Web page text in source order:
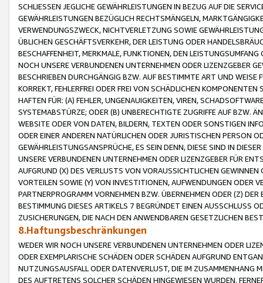
SCHLIESSEN JEGLICHE GEWÄHRLEISTUNGEN IN BEZUG AUF DIE
GEWÄHRLEISTUNGEN BEZÜGLICH RECHTSMÄNGELN,
VERWENDUNGSZWECK, NICHTVERLETZUNG SOWIE
ÜBLICHEN GESCHÄFTSVERKEHR, DER LEISTUNG ODER
BESCHAFFENHEIT, MERKMALE, FUNKTIONEN, DEN
NOCH UNSERE VERBUNDENEN UNTERNEHMEN ODER LIZENZGEBER
BESCHRIEBEN DURCHGÄNGIG BZW. AUF BESTIMMTE ART UND
KORREKT, FEHLERFREI ODER FREI VON SCHÄDLICHEN
HAFTEN FÜR: (A) FEHLER, UNGENAUIGKEITEN, VIREN,
SYSTEMABSTÜRZE; ODER (B) UNBERECHTIGTE ZUGRIFFE AUF BZW.
WEBSITE ODER VON DATEN, BILDERN, TEXTEN ODER SONSTIGEN
ODER EINER ANDEREN NATÜRLICHEN ODER JURISTISCHEN PERSON
GEWÄHRLEISTUNGSANSPRÜCHE, ES SEIN DENN, DIESE SIND IN
UNSERE VERBUNDENEN UNTERNEHMEN ODER LIZENZGEBER FÜR
AUFGRUND (X) DES VERLUSTS VON VORAUSSICHTLICHEN
VORTEILEN SOWIE (Y) VON INVESTITIONEN, AUFWENDUNGEN ODER
PARTNERPROGRAMM VORNEHMEN BZW. ÜBERNEHMEN ODER (Z)
BESTIMMUNG DIESES ARTIKELS 7 BEGRÜNDET EINEN AUSSCHLUSS
ZUSICHERUNGEN, DIE NACH DEN ANWENDBAREN GESETZLICHEN
8.Haftungsbeschränkungen
WEDER WIR NOCH UNSERE VERBUNDENEN UNTERNEHMEN ODER
ODER EXEMPLARISCHE SCHÄDEN ODER SCHÄDEN AUFGRUND
NUTZUNGSAUSFALL ODER DATENVERLUST, DIE IM ZUSAMMENHANG
DES AUFTRETENS SOLCHER SCHÄDEN HINGEWIESEN WURDEN.